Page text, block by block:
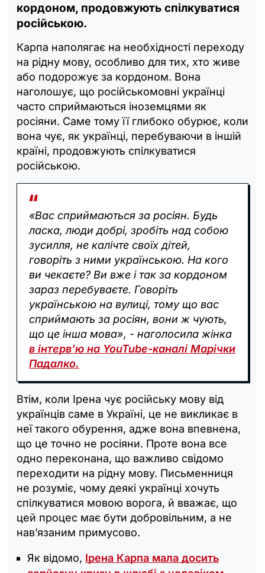
кордоном, продовжують спілкуватися
російською.
Карпа наполягає на необхідності переходу
на рідну мову, особливо для тих, хто живе
або подорожує за кордоном. Вона
наголошує, що російськомовні українці
часто сприймаються іноземцями як
росіяни. Саме тому її глибоко обурює, коли
вона чує, як українці, перебуваючи в іншій
країні, продовжують спілкуватися
російською.
«Вас сприймаються за росіян. Будь
ласка, люди добрі, зробіть над собою
зусилля, не калічте своїх дітей,
говоріть з ними українською. На кого
ви чекаєте? Ви вже і так за кордоном
зараз перебуваєте. Говоріть
українською на вулиці, тому що вас
сприймають за росіян, вони ж чують,
що це інша мова», - наголосила жінка
в інтерв'ю на YouTube-каналі Марічки
Падалко.
Втім, коли Ірена чує російську мову від
українців саме в Україні, це не викликає в
неї такого обурення, адже вона впевнена,
що це точно не росіяни. Проте вона все
одно переконана, що важливо свідомо
переходити на рідну мову. Письменниця
не розуміє, чому деякі українці хочуть
спілкуватися мовою ворога, й вважає, що
цей процес має бути добровільним, а не
нав’язаним примусово.
Як відомо, Ірена Карпа мала досить